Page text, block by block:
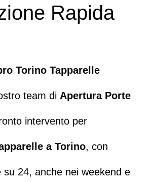
Rapida
Torino Tapparelle
team di Apertura Porte
intervento per
a Torino, con
su 24, anche nei weekend e